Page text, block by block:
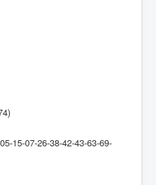
15-07-26-38-42-43-63-69-